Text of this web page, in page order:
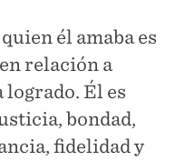
él amaba es
relación a
logrado. Él es
bondad,
fidelidad y